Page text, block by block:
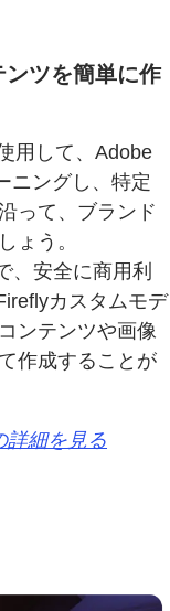
ンツを簡単に作
用して、Adobe
ニングし、特定
って、ブランド
ょう。
、安全に商用利
カスタムモデ
ンテンツや画像
作成することが
詳細を見る